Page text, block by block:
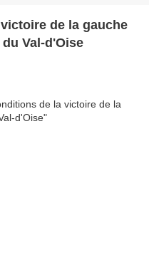
de la gauche
Val-d'Oise